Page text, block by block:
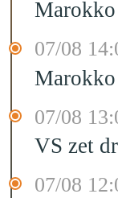
07/08
07/08
VS zet
07/08